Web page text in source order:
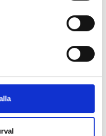
att sprinta ett
foträta skor – två